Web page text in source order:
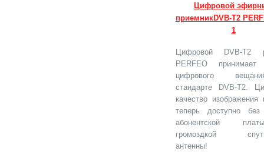
Цифровой
приемникDVB-T2
1
Цифровой DVB-T2
PERFEO принимает
цифрового
стандарте DVB-T2.
качество изображения
теперь доступно без
абонентской
громоздкой
антенны!